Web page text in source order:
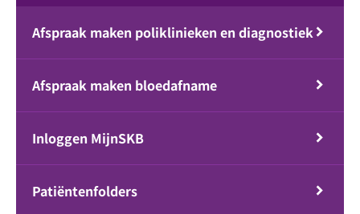
Afspraak maken poliklinieken en diagnostiek
Afspraak maken bloedafname
Inloggen MijnSKB
Patiëntenfolders